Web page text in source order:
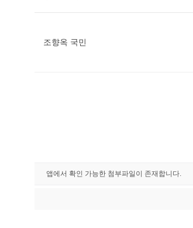
조향옥 국민
앱에서 확인 가능한 첨부파일이 존재합니다.